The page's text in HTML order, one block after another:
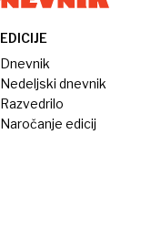
EDICIJE
Dnevnik
Nedeljski dnevnik
Razvedrilo
Naročanje edicij